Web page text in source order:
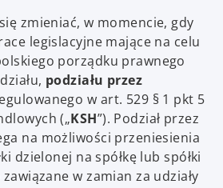
zmieniać, w momencie, gdy
legislacyjne mające na celu
porządku prawnego
podziału przez
w art. 529 § 1 pkt 5
(„KSH”). Podział przez
na możliwości przeniesienia
dzielonej na spółkę lub spółki
w zamian za udziały